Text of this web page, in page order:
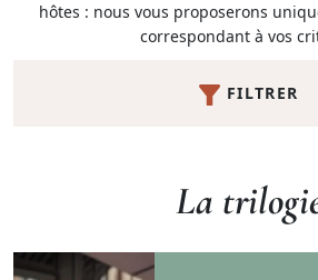
hôtes : nous vous proposerons
correspondant à vos
FILTRER
La